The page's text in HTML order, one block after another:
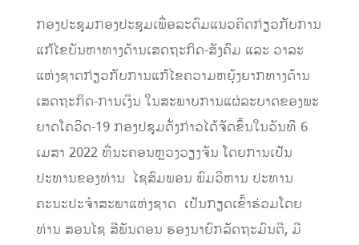
ກອງປະຊຸມກອງປະຊຸມເພື່ອລະດົມແນວຄິດກ່ຽວກັບການ
ແກ້ໄຂບັນຫາທາງດ້ານເສດຖະກິດ-ສັງຄົມ ແລະ ວາລະ
ແຫ່ງຊາດກ່ຽວກັບການແກ້ໄຂຄວາມຫຍຸ້ງຍາກທາງດ້ານ
ເສດຖະກິດ-ການເງິນ ໃນສະພາບການແຜ່ລະບາດຂອງພະ
ຍາດໂຄວິດ-19 ກອງປຊຸມດັ່ງກ່າວໄດ້ຈັດຂຶ້ນໃນວັນທີ 6
ເມສາ 2022 ທີ່ນະຄອນຫຼວງວຽງຈັນ ໂດຍການເປັນ
ປະທານຂອງທ່ານ ໄຊສົມພອນ ພົມວິຫານ ປະທານ
ຄະນະປະຈໍາສະພາແຫ່ງຊາດ ເປັນກຽດເຂົ້າຮ່ວມໂດຍ
ທ່ານ ສອນໄຊ ສີພັນດອນ ຮອງນາຍົກລັດຖະມົນຕີ, ມີ